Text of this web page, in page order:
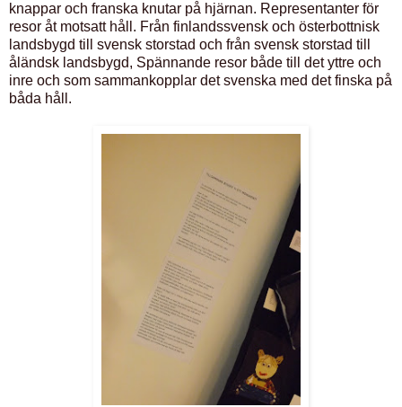
knappar och franska knutar på hjärnan. Representanter för
resor åt motsatt håll. Från finlandssvensk och österbottnisk
landsbygd till svensk storstad och från svensk storstad till
åländsk landsbygd, Spännande resor både till det yttre och
inre och som sammankopplar det svenska med det finska på
båda håll.